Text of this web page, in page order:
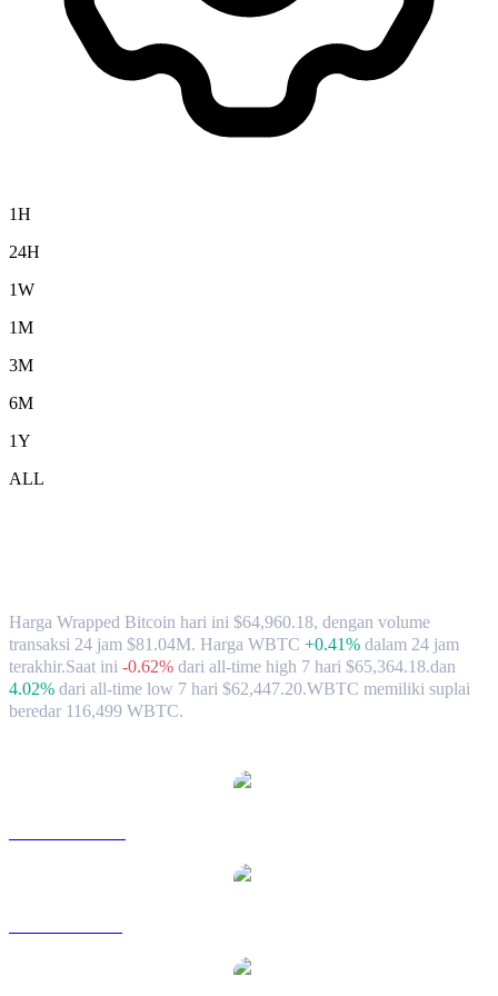
1H
24H
1W
1M
3M
6M
1Y
ALL
Harga Wrapped Bitcoin hari ini $64,960.18, dengan volume
transaksi 24 jam $81.04M. Harga WBTC +0.41% dalam 24 jam
terakhir.Saat ini -0.62% dari all-time high 7 hari $65,364.18.dan
4.02% dari all-time low 7 hari $62,447.20.WBTC memiliki suplai
beredar 116,499 WBTC.